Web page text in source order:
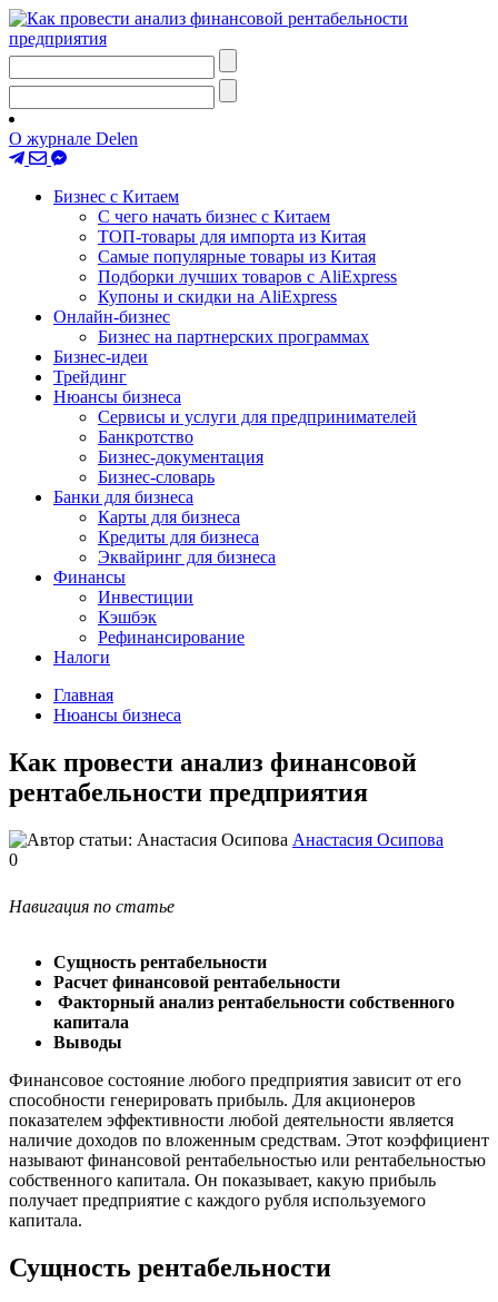
О журнале Delen
Бизнес с Китаем
С чего начать бизнес с Китаем
ТОП-товары для импорта из Китая
Самые популярные товары из Китая
Подборки лучших товаров с AliExpress
Купоны и скидки на AliExpress
Онлайн-бизнес
Бизнес на партнерских программах
Бизнес-идеи
Трейдинг
Нюансы бизнеса
Сервисы и услуги для предпринимателей
Банкротство
Бизнес-документация
Бизнес-словарь
Банки для бизнеса
Карты для бизнеса
Кредиты для бизнеса
Эквайринг для бизнеса
Финансы
Инвестиции
Кэшбэк
Рефинансирование
Налоги
Главная
Нюансы бизнеса
Как провести анализ финансовой
рентабельности предприятия
Анастасия Осипова
0
Навигация по статье
Сущность рентабельности
Расчет финансовой рентабельности
Факторный анализ рентабельности собственного
капитала
Выводы
Финансовое состояние любого предприятия зависит от его
способности генерировать прибыль. Для акционеров
показателем эффективности любой деятельности является
наличие доходов по вложенным средствам. Этот коэффициент
называют финансовой рентабельностью или рентабельностью
собственного капитала. Он показывает, какую прибыль
получает предприятие с каждого рубля используемого
капитала.
Сущность рентабельности